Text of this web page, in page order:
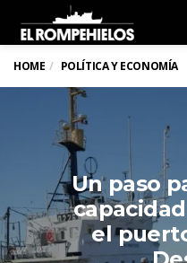
HOME POLÍTICA Y ECONOMÍA
Un paso
el